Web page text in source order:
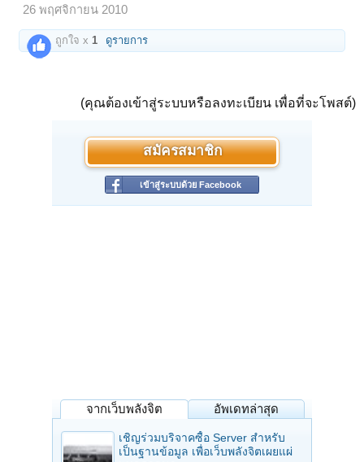
26 พฤศจิกายน 2010
ถูกใจ x 1 ดูรายการ
(คุณต้องเข้าสู่ระบบหรือลงทะเบียน เพื่อที่จะโพสต์)
สมัครสมาชิก
เข้าสู่ระบบด้วย Facebook
จากเว็บพลังจิต อัพเดทล่าสุด
เชิญร่วมบริจาคซื้อ Server สำหรับ
เป็นฐานข้อมูล เพื่อเว็บพลังจิตเผยแผ่